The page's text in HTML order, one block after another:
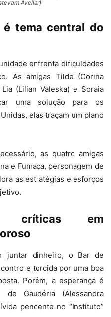
Avellar)
é tema central do
enfrenta dificuldades
As amigas Tilde (Corina
(Lilian Valeska) e Soraia
uma solução para os
elas traçam um plano
as quatro amigas
e Fumaça, personagem de
as estratégias e esforços
críticas em
juntar dinheiro, o Bar de
e torcida por uma boa
Porém, a esperança é
de Gaudéria (Alessandra
pendente no “Instituto”